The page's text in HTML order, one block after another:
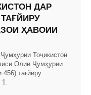
ДАР
ҲАВОИИ
Тоҷикистон
Олии Ҷумҳурии
тағйиру
1.